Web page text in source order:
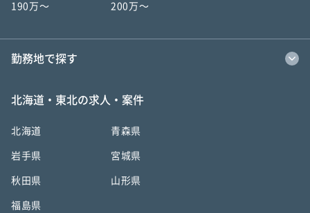
190万〜 200万〜
勤務地で探す
北海道・東北の求人・案件
北海道 青森県
岩手県 宮城県
秋田県 山形県
福島県